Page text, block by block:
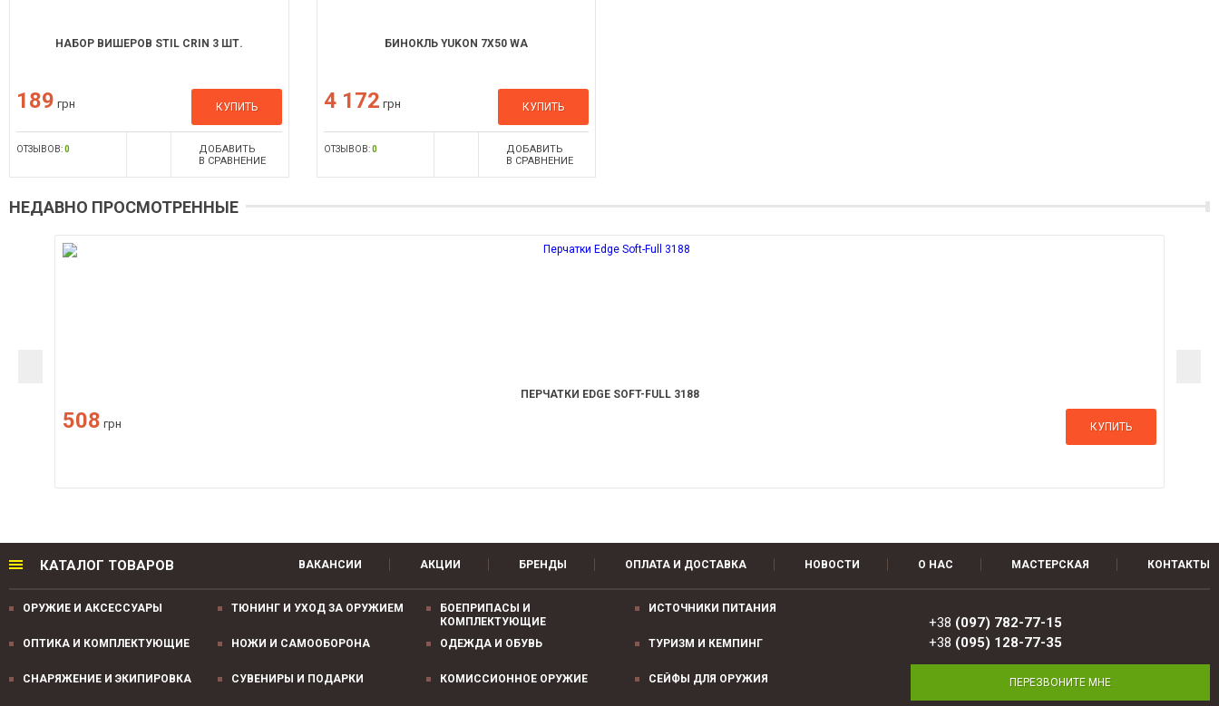
НАБОР ВИШЕРОВ STIL CRIN 3 ШТ.
189 грн КУПИТЬ
ОТЗЫВОВ:0
ДОБАВИТЬ
В СРАВНЕНИЕ
БИНОКЛЬ YUKON 7Х50 WA
4 172 грн КУПИТЬ
ОТЗЫВОВ:0
ДОБАВИТЬ
В СРАВНЕНИЕ
НЕДАВНО ПРОСМОТРЕННЫЕ
ПЕРЧАТКИ EDGE SOFT-FULL 3188
508 грн КУПИТЬ
КАТАЛОГ ТОВАРОВ ВАКАНСИИ АКЦИИ БРЕНДЫ ОПЛАТА И ДОСТАВКА НОВОСТИ О НАС МАСТЕРСКАЯ КОНТАКТЫ
+38 (097) 782-77-15
+38 (095) 128-77-35
ПЕРЕЗВОНИТЕ МНЕ
ОРУЖИЕ И АКСЕССУАРЫ ТЮНИНГ И УХОД ЗА ОРУЖИЕМ
БОЕПРИПАСЫ И
КОМПЛЕКТУЮЩИЕ
ИСТОЧНИКИ ПИТАНИЯ
ОПТИКА И КОМПЛЕКТУЮЩИЕ НОЖИ И САМООБОРОНА ОДЕЖДА И ОБУВЬ ТУРИЗМ И КЕМПИНГ
СНАРЯЖЕНИЕ И ЭКИПИРОВКА СУВЕНИРЫ И ПОДАРКИ КОМИССИОННОЕ ОРУЖИЕ СЕЙФЫ ДЛЯ ОРУЖИЯ